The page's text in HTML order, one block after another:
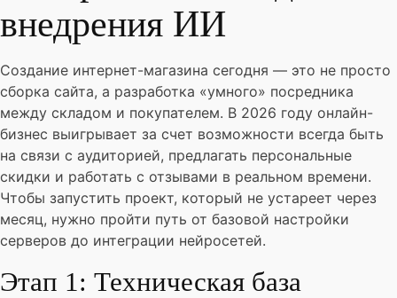
внедрения ИИ
Создание интернет-магазина сегодня — это не просто
сборка сайта, а разработка «умного» посредника
между складом и покупателем. В 2026 году онлайн-
бизнес выигрывает за счет возможности всегда быть
на связи с аудиторией, предлагать персональные
скидки и работать с отзывами в реальном времени.
Чтобы запустить проект, который не устареет через
месяц, нужно пройти путь от базовой настройки
серверов до интеграции нейросетей.
Этап 1: Техническая база